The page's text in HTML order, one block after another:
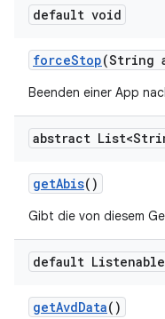
default void
forceStop(String
Beenden einer App
abstract
getAbis()
Gibt die von diesem
default Listenable
getAvdData()